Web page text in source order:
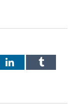
LinkedInTumblr